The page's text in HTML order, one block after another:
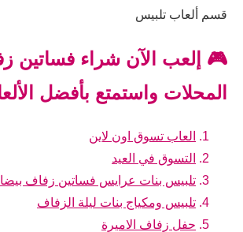
قسم ألعاب تلبيس
🎮 إلعب الآن شراء فساتين
المحلات واستمتع بأفضل
العاب تسوق اون لاين
التسوق في العيد
تلبيس بنات عرايس فساتين زفاف
تلبيس ومكياج بنات ليلة الزفاف
حفل زفاف الاميرة